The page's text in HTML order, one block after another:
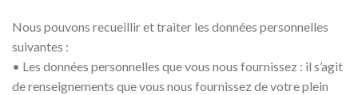
Nous pouvons recueillir et traiter les données personnelles
suivantes :
• Les données personnelles que vous nous fournissez : il s’agit
de renseignements que vous nous fournissez de votre plein